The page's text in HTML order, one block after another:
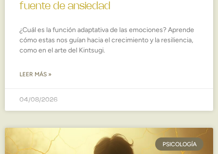
fuente de ansiedad
¿Cuál es la función adaptativa de las emociones? Aprende
cómo estas nos guían hacia el crecimiento y la resiliencia,
como en el arte del Kintsugi.
LEER MÁS »
04/08/2026
PSICOLOGÍA